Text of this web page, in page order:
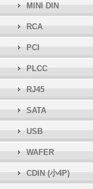
MINI DIN
RCA
PCI
PLCC
RJ45
SATA
USB
WAFER
CDIN (小4P)